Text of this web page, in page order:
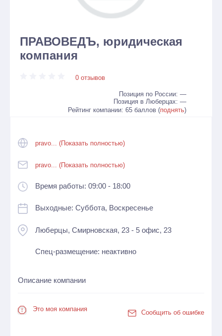
ПРАВОВЕДЪ, юридическая
компания
0 отзывов
Позиция по России: —
Позиция в Люберцах: —
Рейтинг компании: 65 баллов (поднять)
pravo... (Показать полностью)
pravo... (Показать полностью)
Время работы: 09:00 - 18:00
Выходные: Суббота, Воскресенье
Люберцы, Смирновская, 23 - 5 офис, 23
Спец-размещение: неактивно
Описание компании
Это моя компания Сообщить об ошибке